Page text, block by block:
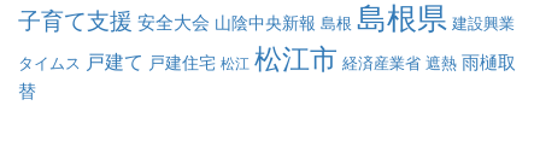
子育て支援 安全大会 山陰中央新報 島根 島根県 建設興業
タイムス 戸建て 戸建住宅 松江 松江市 経済産業省 遮熱 雨樋取
替